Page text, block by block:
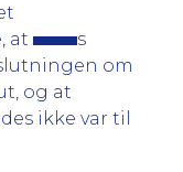
at
s
om
og at
ikke var til